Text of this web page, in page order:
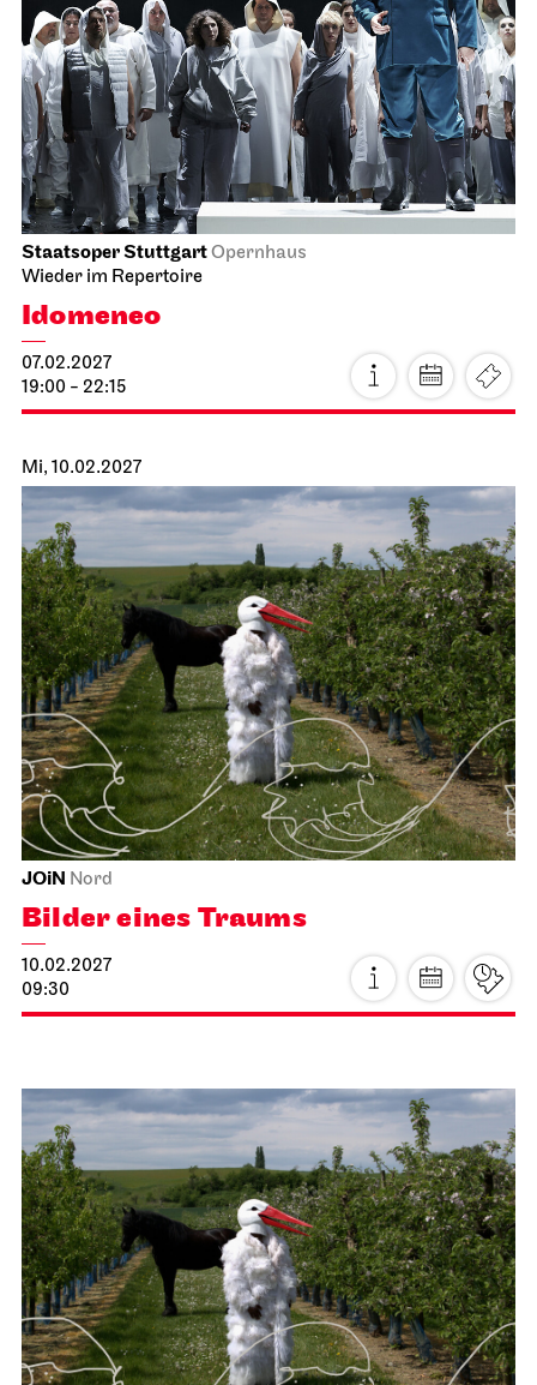
Staatsoper StuttgartOpernhaus
Wieder im Repertoire
Idomeneo
07.02.2027
19:00 - 22:15
Mi, 10.02.2027
JOiN Nord
Bilder eines Traums
10.02.2027
09:30